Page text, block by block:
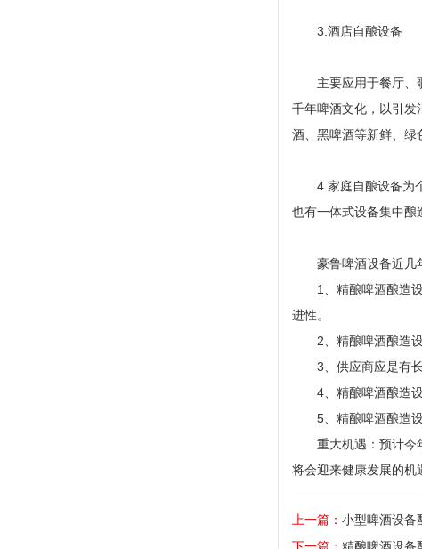
3.酒店自酿设备
主要应用于餐厅、
千年啤酒文化，以引发
酒、黑啤酒等新鲜、绿
4.家庭自酿设备为
也有一体式设备集中酿
豪鲁啤酒设备近几
1、精酿啤酒酿造
进性。
2、精酿啤酒酿造
3、供应商应是有
4、精酿啤酒酿造
5、精酿啤酒酿造
重大机遇：预计今
将会迎来健康发展的机
上一篇： 小型啤酒设备